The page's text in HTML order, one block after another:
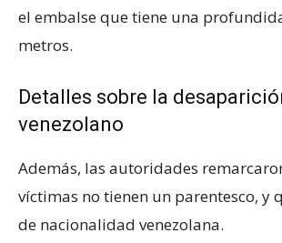
el embalse que tiene una
metros.
Detalles sobre la
venezolano
Además, las autoridades
víctimas no tienen un parentesco, y
de nacionalidad venezolana.